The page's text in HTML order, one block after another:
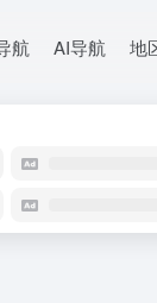
航 AI导航 地